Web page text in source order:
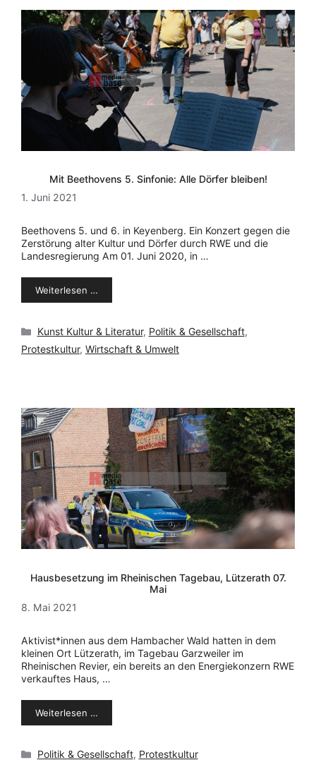
Mit Beethovens 5. Sinfonie: Alle Dörfer bleiben!
1. Juni 2021
Beethovens 5. und 6. in Keyenberg. Ein Konzert gegen die
Zerstörung alter Kultur und Dörfer durch RWE und die
Landesregierung Am 01. Juni 2020, in …
Weiterlesen …
Kategorien
Kunst Kultur & Literatur, Politik & Gesellschaft,
Protestkultur, Wirtschaft & Umwelt
Hausbesetzung im Rheinischen Tagebau, Lützerath 07.
Mai
8. Mai 2021
Aktivist*innen aus dem Hambacher Wald hatten in dem
kleinen Ort Lützerath, im Tagebau Garzweiler im
Rheinischen Revier, ein bereits an den Energiekonzern RWE
verkauftes Haus, …
Weiterlesen …
Kategorien
Politik & Gesellschaft, Protestkultur